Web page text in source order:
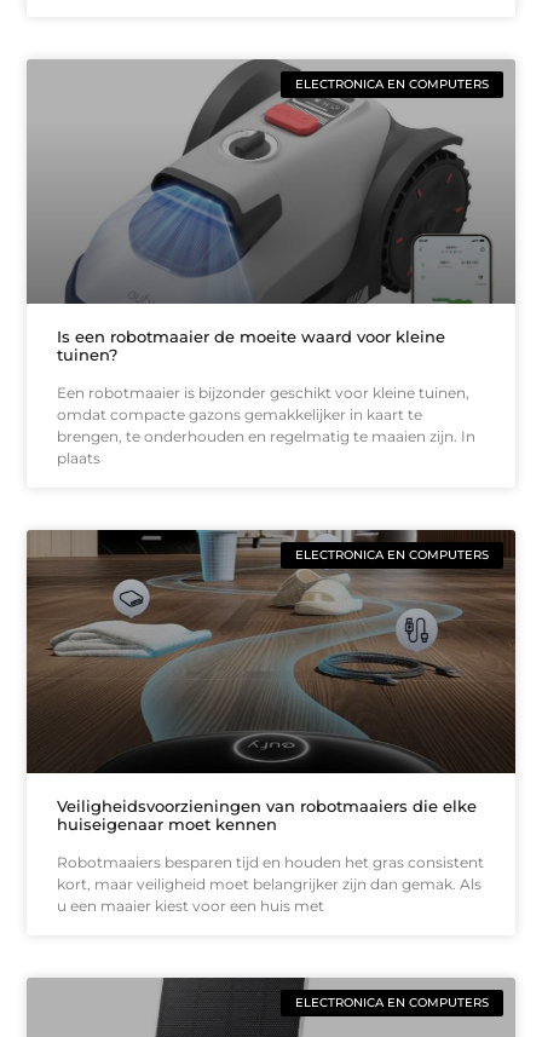
ELECTRONICA EN COMPUTERS
Is een robotmaaier de moeite waard voor kleine
tuinen?
Een robotmaaier is bijzonder geschikt voor kleine tuinen,
omdat compacte gazons gemakkelijker in kaart te
brengen, te onderhouden en regelmatig te maaien zijn. In
plaats
ELECTRONICA EN COMPUTERS
Veiligheidsvoorzieningen van robotmaaiers die elke
huiseigenaar moet kennen
Robotmaaiers besparen tijd en houden het gras consistent
kort, maar veiligheid moet belangrijker zijn dan gemak. Als
u een maaier kiest voor een huis met
ELECTRONICA EN COMPUTERS